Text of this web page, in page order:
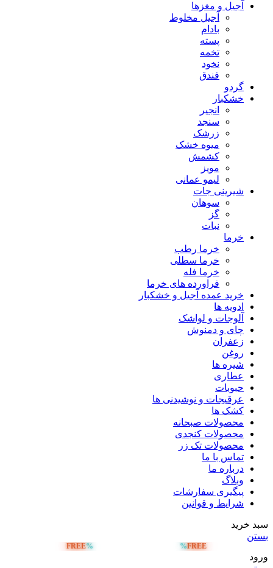
آجیل و مغزها
آجیل مخلوط
بادام
پسته
تخمه
نخود
فندق
گردو
خشکبار
انجیر
سنجد
زرشک
میوه خشک
کشمش
مویز
لیمو عمانی
شیرینی جات
سوهان
گز
نبات
خرما
خرما رطب
خرما سطلی
خرما فله
فراورده های خرما
خرید عمده آجیل و خشکبار
ادویه ها
آلوجات و لواشک
چای و دمنوش
زعفران
روغن
شیره ها
عطاری
حبوبات
عرقیجات و نوشیدنی ها
کشک ها
محصولات صبحانه
محصولات کنجدی
محصولات تک زر
تماس با ما
درباره ما
وبلاگ
پیگیری سفارشات
شرایط و قوانین
سبد خرید
بستن
FREE
%
%
FREE
ورود